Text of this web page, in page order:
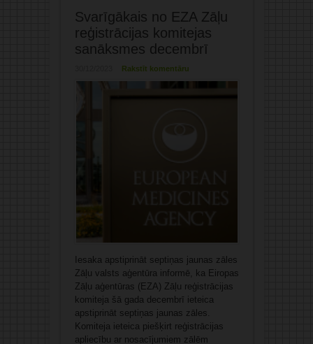
Svarīgākais no EZA Zāļu
reģistrācijas komitejas
sanāksmes decembrī
Rakstīt komentāru
Iesaka apstiprināt septiņas jaunas zāles
Zāļu valsts aģentūra informē, ka Eiropas
Zāļu aģentūras (EZA) Zāļu reģistrācijas
komiteja šā gada decembrī ieteica
apstiprināt septiņas jaunas zāles.
Komiteja ieteica piešķirt reģistrācijas
apliecību ar nosacījumiem zālēm